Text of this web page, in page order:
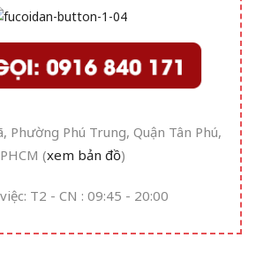
Phường Phú Trung, Quận Tân Phú,
(xem bản đồ)
T2 - CN : 09:45 - 20:00